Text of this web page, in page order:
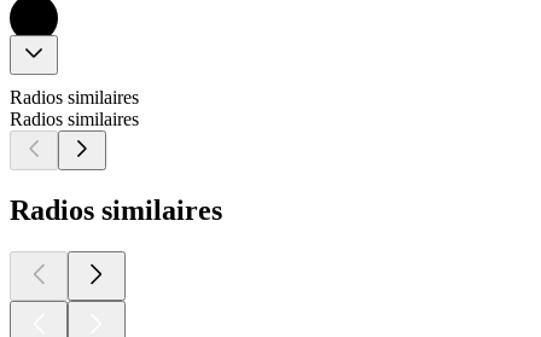
Radios similaires
Radios similaires
Radios similaires